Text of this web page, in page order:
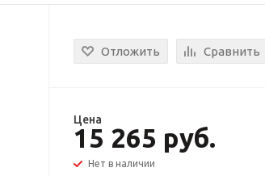
Отложить Сравнить
Цена
15 265 руб.
Нет в наличии